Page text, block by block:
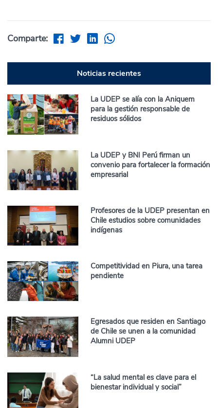
Comparte:
Noticias recientes
La UDEP se alía con la Aniquem
para la gestión responsable de
residuos sólidos
La UDEP y BNI Perú firman un
convenio para fortalecer la formación
empresarial
Profesores de la UDEP presentan en
Chile estudios sobre comunidades
indígenas
Competitividad en Piura, una tarea
pendiente
Egresados que residen en Santiago
de Chile se unen a la comunidad
Alumni UDEP
“La salud mental es clave para el
bienestar individual y social”